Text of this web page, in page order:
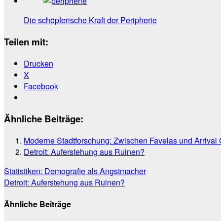
Die schöpferische Kraft der Peripherie
Teilen mit:
Drucken
X
Facebook
Ähnliche Beiträge:
Moderne Stadtforschung: Zwischen Favelas und Arrival
Detroit: Auferstehung aus Ruinen?
Beitragsnavigation
Statistiken: Demografie als Angstmacher
Detroit: Auferstehung aus Ruinen?
Ähnliche Beiträge